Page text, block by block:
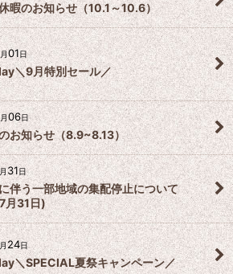
暇のお知らせ（10.1～10.6）
月01日
＼9月特別セール／
月06日
お知らせ（8.9~8.13）
月31日
伴う一部地域の集配停止について
月31日)
月24日
＼SPECIAL夏祭キャンペーン／